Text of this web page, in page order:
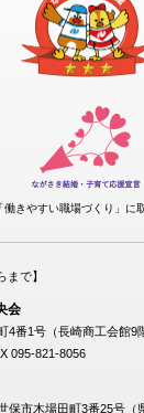
働きやすい職場づくり」に
まで】
会
番1号（長崎商工会館9
095-821-8056
保市木場田町3番25号